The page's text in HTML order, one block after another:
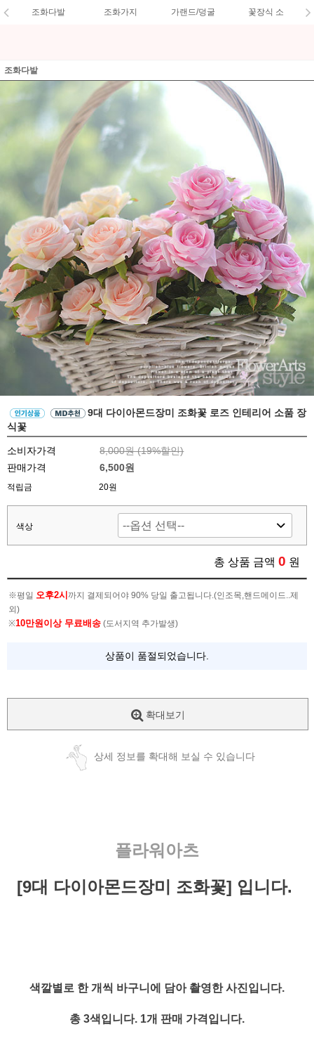
조화다발 조화가지 가랜드/덩굴 꽃장식 소
조화다발
9대 다이아몬드장미 조화꽃 로즈 인테리어 소품 장
식꽃
소비자가격 8,000원 (19%할인)
판매가격
6,500원
적립금 20원
색상
총 상품 금액 0 원
※평일 오후2시 까지 결제되어야 90% 당일 출고됩니다.(인조목,핸드메이드..제
외)
※10만원이상 무료배송 (도서지역 추가발생)
상품이 품절되었습니다.
확대보기
상세 정보를 확대해 보실 수 있습니다
플라워아츠
[9대 다이아몬드장미 조화꽃] 입니다.
색깔별로 한 개씩 바구니에 담아 촬영한 사진입니다.
총 3색입니다. 1개 판매 가격입니다.